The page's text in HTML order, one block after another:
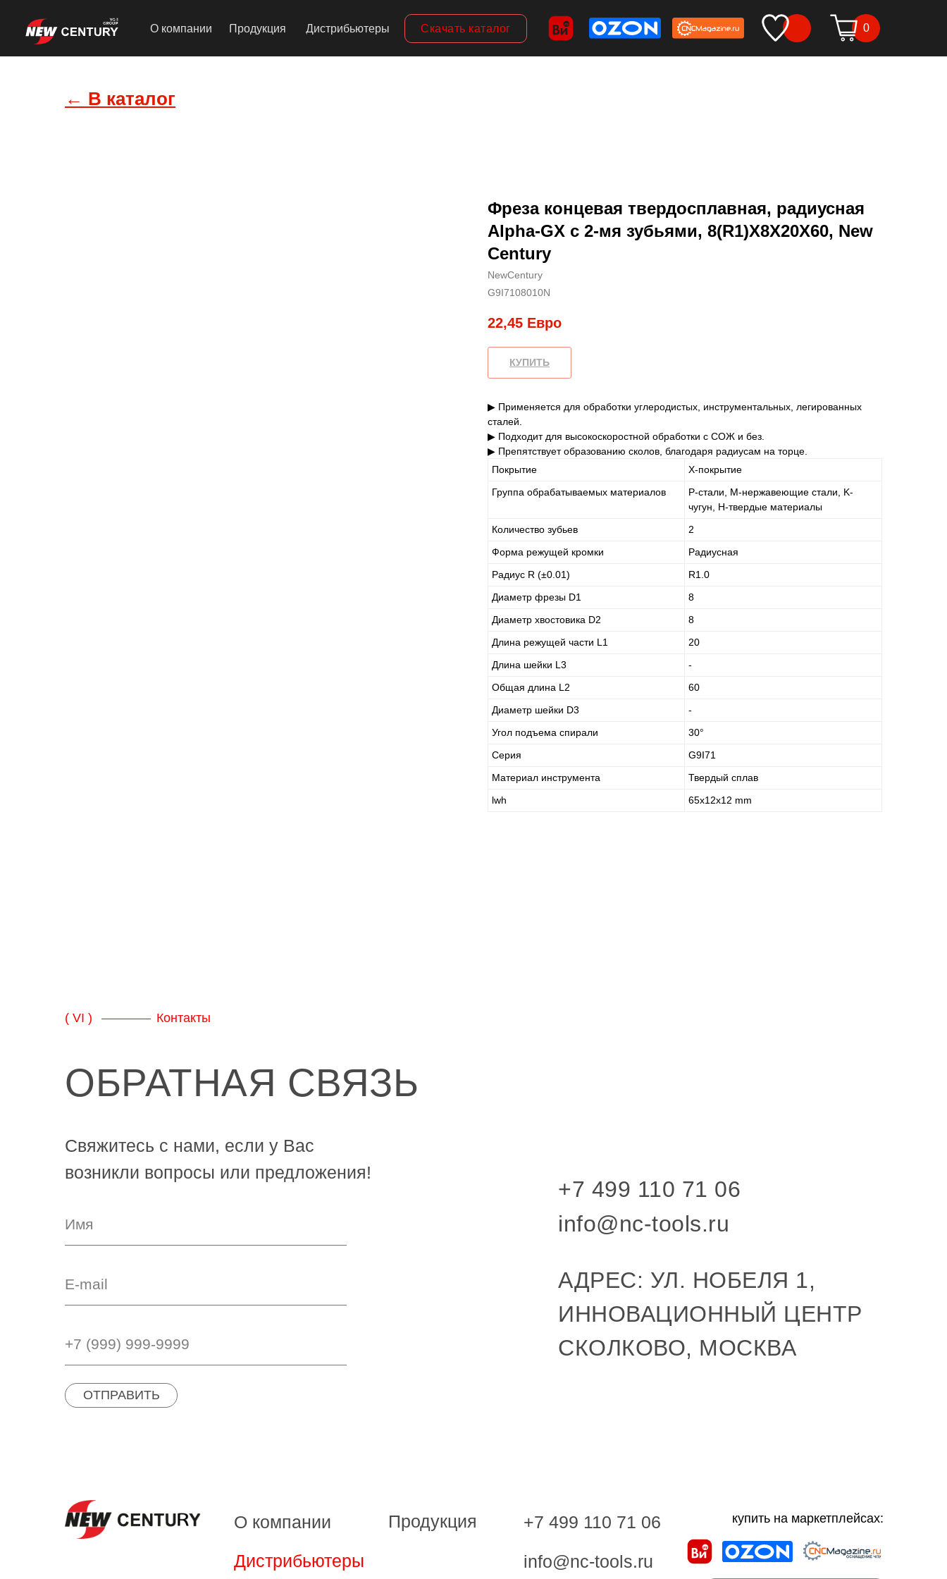
0
Скачать каталог
О компании Продукция Дистрибьютеры
← В каталог
Фреза концевая твердосплавная, радиусная
Alpha-GX c 2-мя зубьями, 8(R1)X8X20X60, New
Century
NewCentury
G9I7108010N
22,45 Евро
КУПИТЬ
▶ Применяется для обработки углеродистых, инструментальных, легированных
сталей.
▶ Подходит для высокоскоростной обработки с СОЖ и без.
▶ Препятствует образованию сколов, благодаря радиусам на торце.
Покрытие
X-покрытие
Группа обрабатываемых материалов
P-стали, M-нержавеющие стали, K-
чугун, H-твердые материалы
Количество зубьев
2
Форма режущей кромки
Радиусная
Радиус R (±0.01)
R1.0
Диаметр фрезы D1
8
Диаметр хвостовика D2
8
Длина режущей части L1
20
Длина шейки L3
-
Общая длина L2
60
Диаметр шейки D3
-
Угол подъема спирали
30°
Серия
G9I71
Материал инструмента
Твердый сплав
lwh
65x12x12 mm
ОБРАТНАЯ СВЯЗЬ
Свяжитесь с нами, если у Вас
возникли вопросы или предложения!
+7 499 110 71 06
info@nc-tools.ru
АДРЕС: УЛ. НОБЕЛЯ 1,
ИННОВАЦИОННЫЙ ЦЕНТР
СКОЛКОВО, МОСКВА
ОТПРАВИТЬ
( VI ) Контакты
+7 499 110 71 06
info@nc-tools.ru
О компании
Продукция
Дистрибьютеры
купить на маркетплейсах: